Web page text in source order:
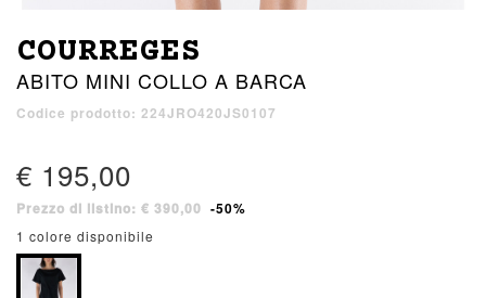
COURREGES
ABITO MINI COLLO A BARCA
Codice prodotto: 224JRO420JS0107
€ 195,00
Prezzo di listino: € 390,00 -50%
1 colore disponibile